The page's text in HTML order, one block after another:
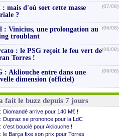
mais d'où sort cette masse
?
(07/08)
: Vinicius, une prolongation au
troublant
(06/08)
: le PSG reçoit le feu vert de
Torres !
(06/08)
: Akliouche entre dans une
dimension (officiel)
(06/08)
fait le buzz depuis 7 jours
: Diomandé arrive pour 140 M€ !
: Dupraz se prononce pour la LdC
: c'est bouclé pour Akliouche !
: le Barça fixe son prix pour Torres